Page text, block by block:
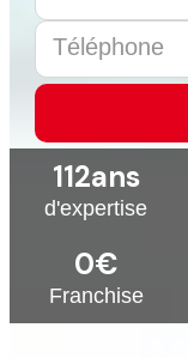
field
should
blank
d'expertise
112ans
Franchise
0€